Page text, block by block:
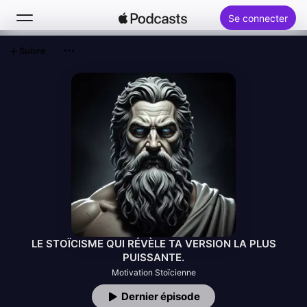
Se connecter
LE STOÏCISME QUI RÉVÈLE TA VERSION LA PLUS
PUISSANTE.
Motivation Stoïcienne
Dernier épisode
Suivre